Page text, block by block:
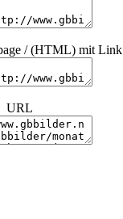
/ (HTML) mit Link
URL